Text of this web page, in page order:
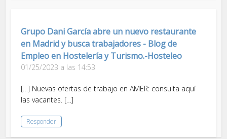
Grupo Dani García abre un nuevo restaurante
en Madrid y busca trabajadores - Blog de
Empleo en Hostelería y Turismo.-Hosteleo
01/25/2023 a las 14:53
[…] Nuevas ofertas de trabajo en AMER: consulta aquí
las vacantes. […]
Responder